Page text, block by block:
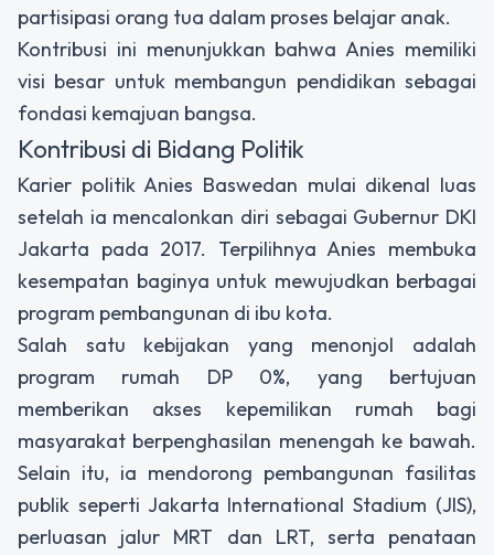
partisipasi orang tua dalam proses belajar anak.
Kontribusi ini menunjukkan bahwa Anies memiliki
visi besar untuk membangun pendidikan sebagai
fondasi kemajuan bangsa.
Kontribusi di Bidang Politik
Karier politik Anies Baswedan mulai dikenal luas
setelah ia mencalonkan diri sebagai Gubernur DKI
Jakarta pada 2017. Terpilihnya Anies membuka
kesempatan baginya untuk mewujudkan berbagai
program pembangunan di ibu kota.
Salah satu kebijakan yang menonjol adalah
program rumah DP 0%, yang bertujuan
memberikan akses kepemilikan rumah bagi
masyarakat berpenghasilan menengah ke bawah.
Selain itu, ia mendorong pembangunan fasilitas
publik seperti Jakarta International Stadium (JIS),
perluasan jalur MRT dan LRT, serta penataan